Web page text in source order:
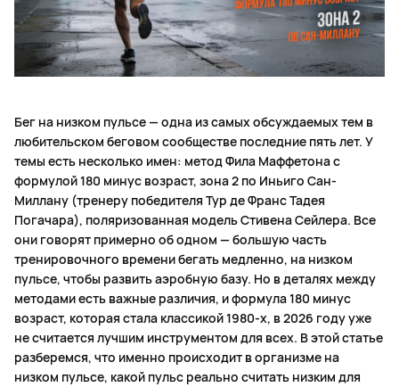
Бег на низком пульсе — одна из самых обсуждаемых тем в
любительском беговом сообществе последние пять лет. У
темы есть несколько имен: метод Фила Маффетона с
формулой 180 минус возраст, зона 2 по Иньиго Сан-
Миллану (тренеру победителя Тур де Франс Тадея
Погачара), поляризованная модель Стивена Сейлера. Все
они говорят примерно об одном — большую часть
тренировочного времени бегать медленно, на низком
пульсе, чтобы развить аэробную базу. Но в деталях между
методами есть важные различия, и формула 180 минус
возраст, которая стала классикой 1980-х, в 2026 году уже
не считается лучшим инструментом для всех. В этой статье
разберемся, что именно происходит в организме на
низком пульсе, какой пульс реально считать низким для